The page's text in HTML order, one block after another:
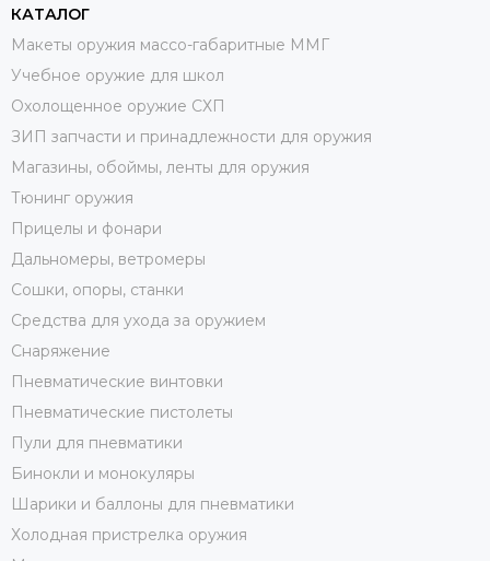
КАТАЛОГ
Макеты оружия массо-габаритные ММГ
Учебное оружие для школ
Охолощенное оружие СХП
ЗИП запчасти и принадлежности для оружия
Магазины, обоймы, ленты для оружия
Тюнинг оружия
Прицелы и фонари
Дальномеры, ветромеры
Сошки, опоры, станки
Средства для ухода за оружием
Снаряжение
Пневматические винтовки
Пневматические пистолеты
Пули для пневматики
Бинокли и монокуляры
Шарики и баллоны для пневматики
Холодная пристрелка оружия